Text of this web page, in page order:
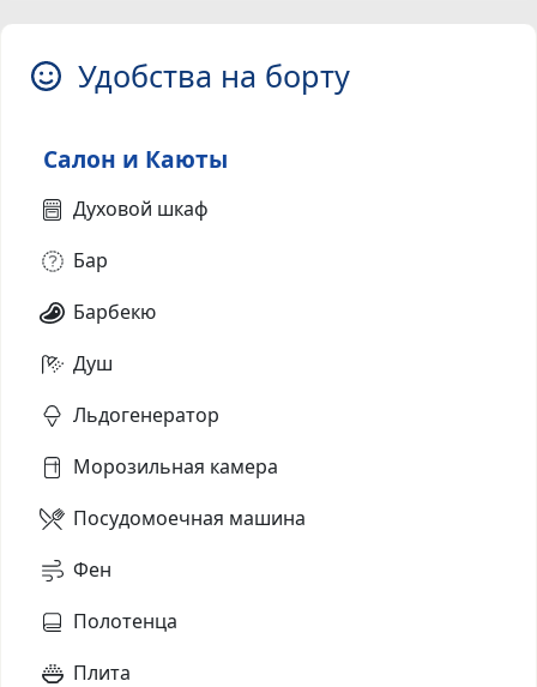
Удобства на борту
Салон и Каюты
Духовой шкаф
Бар
Барбекю
Душ
Льдогенератор
Морозильная камера
Посудомоечная машина
Фен
Полотенца
Плита